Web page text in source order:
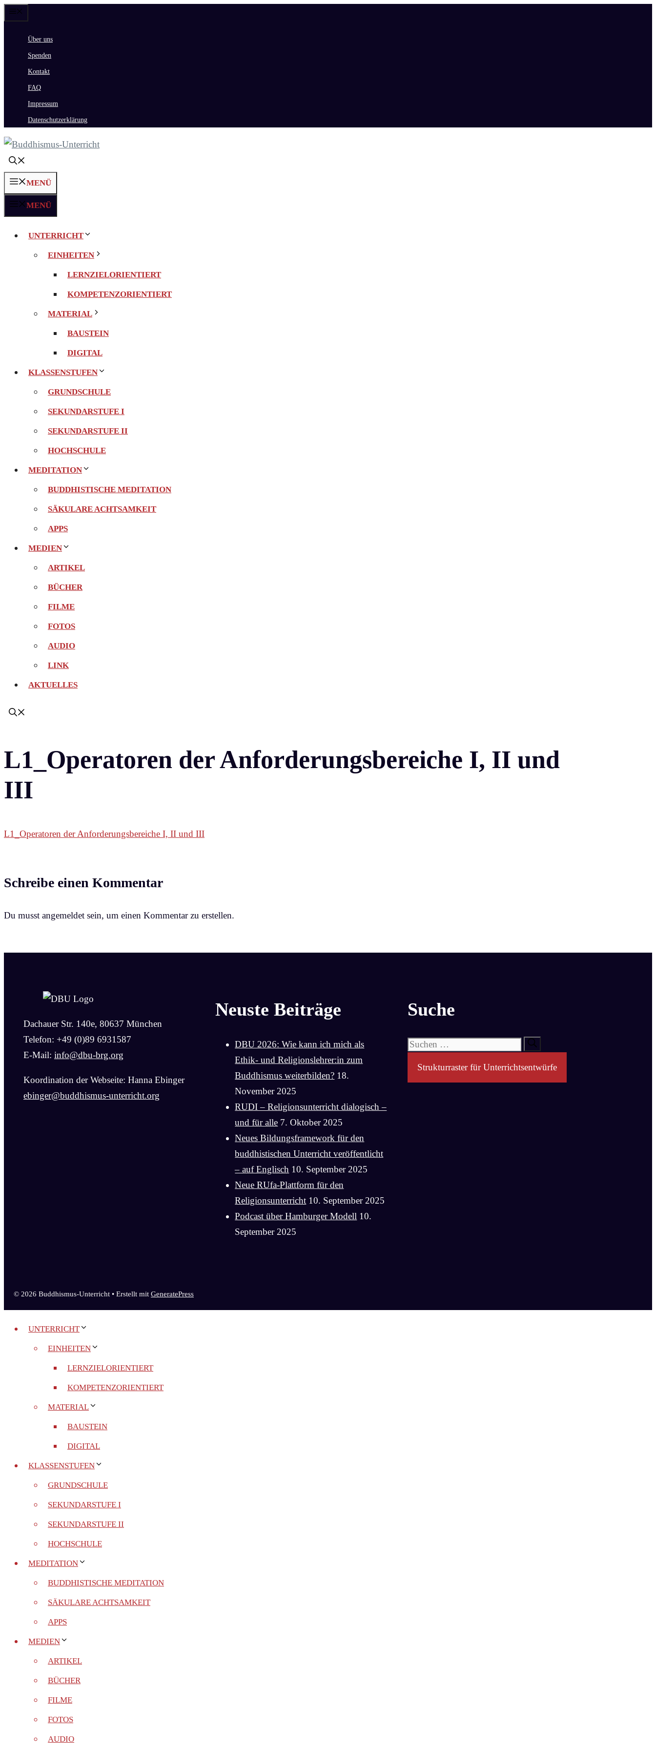
Zum
springenÜber uns
Spenden
Kontakt
FAQ
Impressum
Datenschutzerklärung
MENÜ
MENÜ
UNTERRICHT
EINHEITEN
LERNZIELORIENTIERT
KOMPETENZORIENTIERT
MATERIAL
BAUSTEIN
DIGITAL
KLASSENSTUFEN
GRUNDSCHULE
SEKUNDARSTUFE I
SEKUNDARSTUFE II
HOCHSCHULE
MEDITATION
BUDDHISTISCHE MEDITATION
SÄKULARE ACHTSAMKEIT
APPS
MEDIEN
ARTIKEL
BÜCHER
FILME
FOTOS
AUDIO
LINK
AKTUELLES
L1_Operatoren der Anforderungsbereiche I, II und
III
L1_Operatoren der Anforderungsbereiche I, II und III
Schreibe einen Kommentar
Du musst angemeldet sein, um einen Kommentar zu erstellen.
Dachauer Str. 140e, 80637 München
Telefon: +49 (0)89 6931587
E-Mail: info@dbu-brg.org
Koordination der Webseite: Hanna Ebinger
ebinger@buddhismus-unterricht.org
Neuste Beiträge
DBU 2026: Wie kann ich mich als
Ethik- und Religionslehrer:in zum
Buddhismus weiterbilden? 18.
November 2025
RUDI – Religionsunterricht dialogisch –
und für alle 7. Oktober 2025
Neues Bildungsframework für den
buddhistischen Unterricht veröffentlicht
– auf Englisch 10. September 2025
Neue RUfa-Plattform für den
Religionsunterricht 10. September 2025
Podcast über Hamburger Modell 10.
September 2025
Suche
Suchen
Strukturraster für Unterrichtsentwürfe
© 2026 Buddhismus-Unterricht • Erstellt mit GeneratePress
UNTERRICHT
EINHEITEN
LERNZIELORIENTIERT
KOMPETENZORIENTIERT
MATERIAL
BAUSTEIN
DIGITAL
KLASSENSTUFEN
GRUNDSCHULE
SEKUNDARSTUFE I
SEKUNDARSTUFE II
HOCHSCHULE
MEDITATION
BUDDHISTISCHE MEDITATION
SÄKULARE ACHTSAMKEIT
APPS
MEDIEN
ARTIKEL
BÜCHER
FILME
FOTOS
AUDIO